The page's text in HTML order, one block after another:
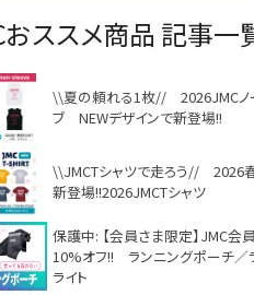
ススメ商品 記事一
\\夏の頼れる1枚// 2026JMCノ
ブ NEWデザインで新登場!!
\\JMCTシャツで走ろう// 2026
新登場!!2026JMCTシャツ
保護中: 【会員さま限定】JMC会
10%オフ!! ランニングポーチ／
ライト